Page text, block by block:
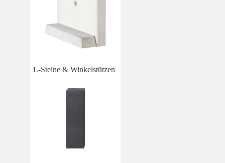
L-Steine & Winkelstützen